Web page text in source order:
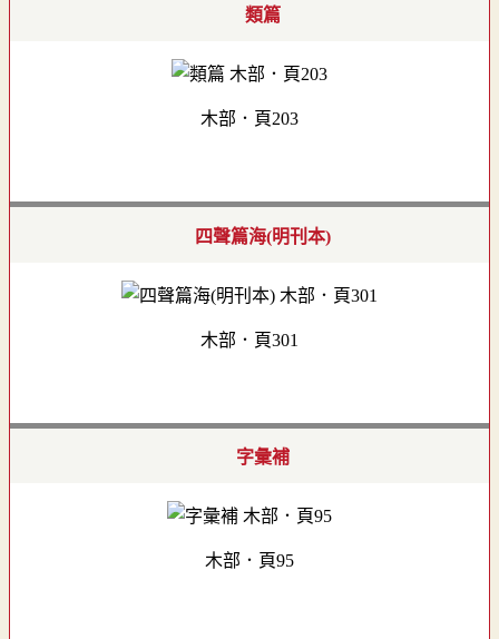
類篇
木部．頁203
四聲篇海(明刊本)
木部．頁301
字彙補
木部．頁95